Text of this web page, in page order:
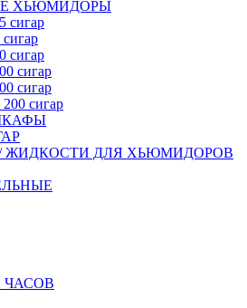
ХЬЮМИДОРЫ
сигар
сигар
сигар
сигар
сигар
ЖИДКОСТИ ДЛЯ ХЬЮМИДОРОВ
ЧАСОВ